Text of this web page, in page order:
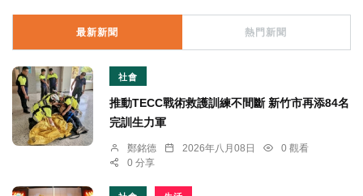
最新新聞 熱門新聞
社會
推動TECC戰術救護訓練不間斷 新竹市再添84名
完訓生力軍
鄭銘德 2026年八月08日
0 觀看
0 分享